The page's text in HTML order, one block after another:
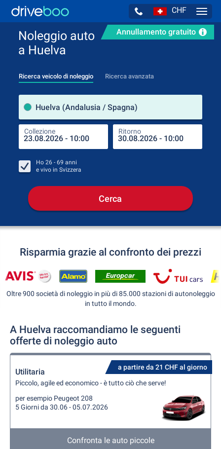
CHF
Annullamento gratuito
Noleggio auto
a Huelva
Ricerca veicolo di noleggio Ricerca avanzata
Huelva (Andalusia / Spagna)
Collezione Ritorno
Ho 26 - 69 anni
e vivo in Svizzera
Cerca
Risparmia grazie al confronto dei prezzi
Oltre 900 società di noleggio in più di 85.000 stazioni di autonoleggio
in tutto il mondo.
A Huelva raccomandiamo le seguenti
offerte di noleggio auto
a partire da 21 CHF al giorno
Utilitaria
Piccolo, agile ed economico - è tutto ciò che serve!
per esempio Peugeot 208
5 Giorni da 30.06 - 05.07.2026
Confronta le auto piccole